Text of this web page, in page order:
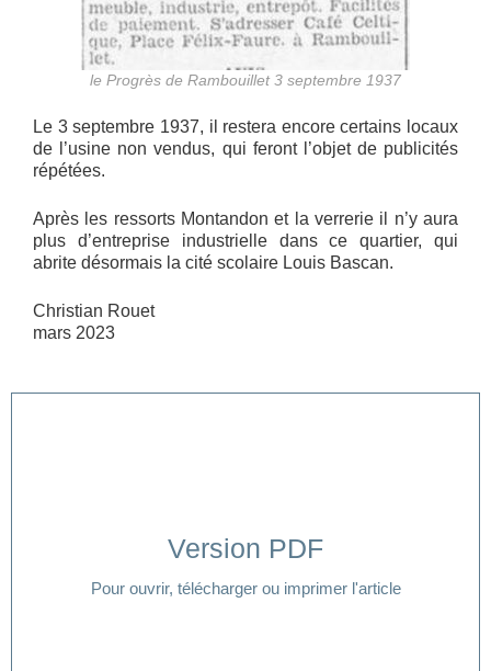
le Progrès de Rambouillet 3 septembre 1937
Le 3 septembre 1937, il restera encore certains locaux
de l’usine non vendus, qui feront l’objet de publicités
répétées.
Après les ressorts Montandon et la verrerie il n’y aura
plus d’entreprise industrielle dans ce quartier, qui
abrite désormais la cité scolaire Louis Bascan.
Christian Rouet
mars 2023
Version PDF
Pour ouvrir, télécharger ou imprimer l'article
Cliquer ici